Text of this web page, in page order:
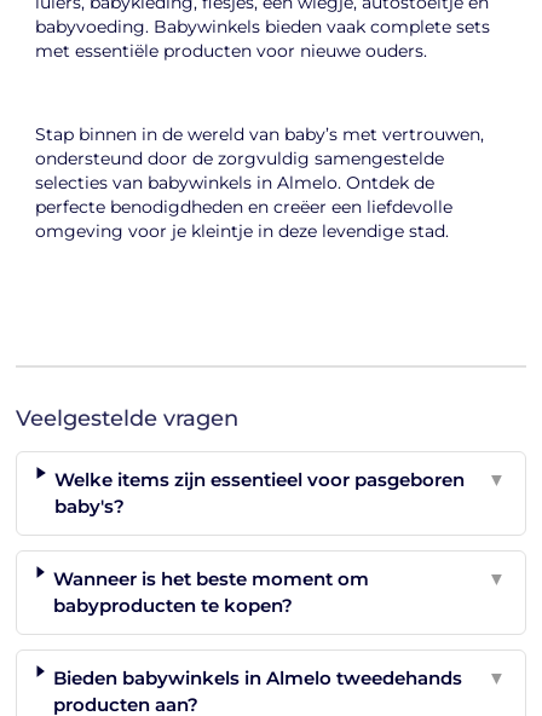
babyvoeding. Babywinkels bieden vaak complete sets
met essentiële producten voor nieuwe ouders.
Stap binnen in de wereld van baby’s met vertrouwen,
ondersteund door de zorgvuldig samengestelde
selecties van babywinkels in Almelo. Ontdek de
perfecte benodigdheden en creëer een liefdevolle
omgeving voor je kleintje in deze levendige stad.
Veelgestelde vragen
Welke items zijn essentieel voor pasgeboren
baby's?
▼
Wanneer is het beste moment om
babyproducten te kopen?
▼
Bieden babywinkels in Almelo tweedehands
producten aan?
▼